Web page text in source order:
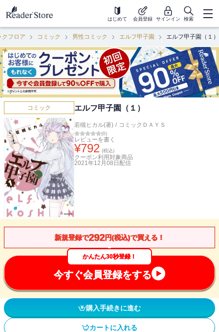
はじめて 会員登録 サインイン 検索
クフロア コミック 男性コミック エルフ甲子園 エルフ甲子園（１）
コミック エルフ甲子園（１）
若槻ヒカル(著) / コミックＤＡＹＳ
(0)
レビューを書く
¥792 (税込)
クーポン利用対象商品
2021年12月08日 配信
新規登録で292円(税込)で買える！
かんたん30秒登録！
今すぐ会員登録をする
購入手続きに進む
カートに入れる